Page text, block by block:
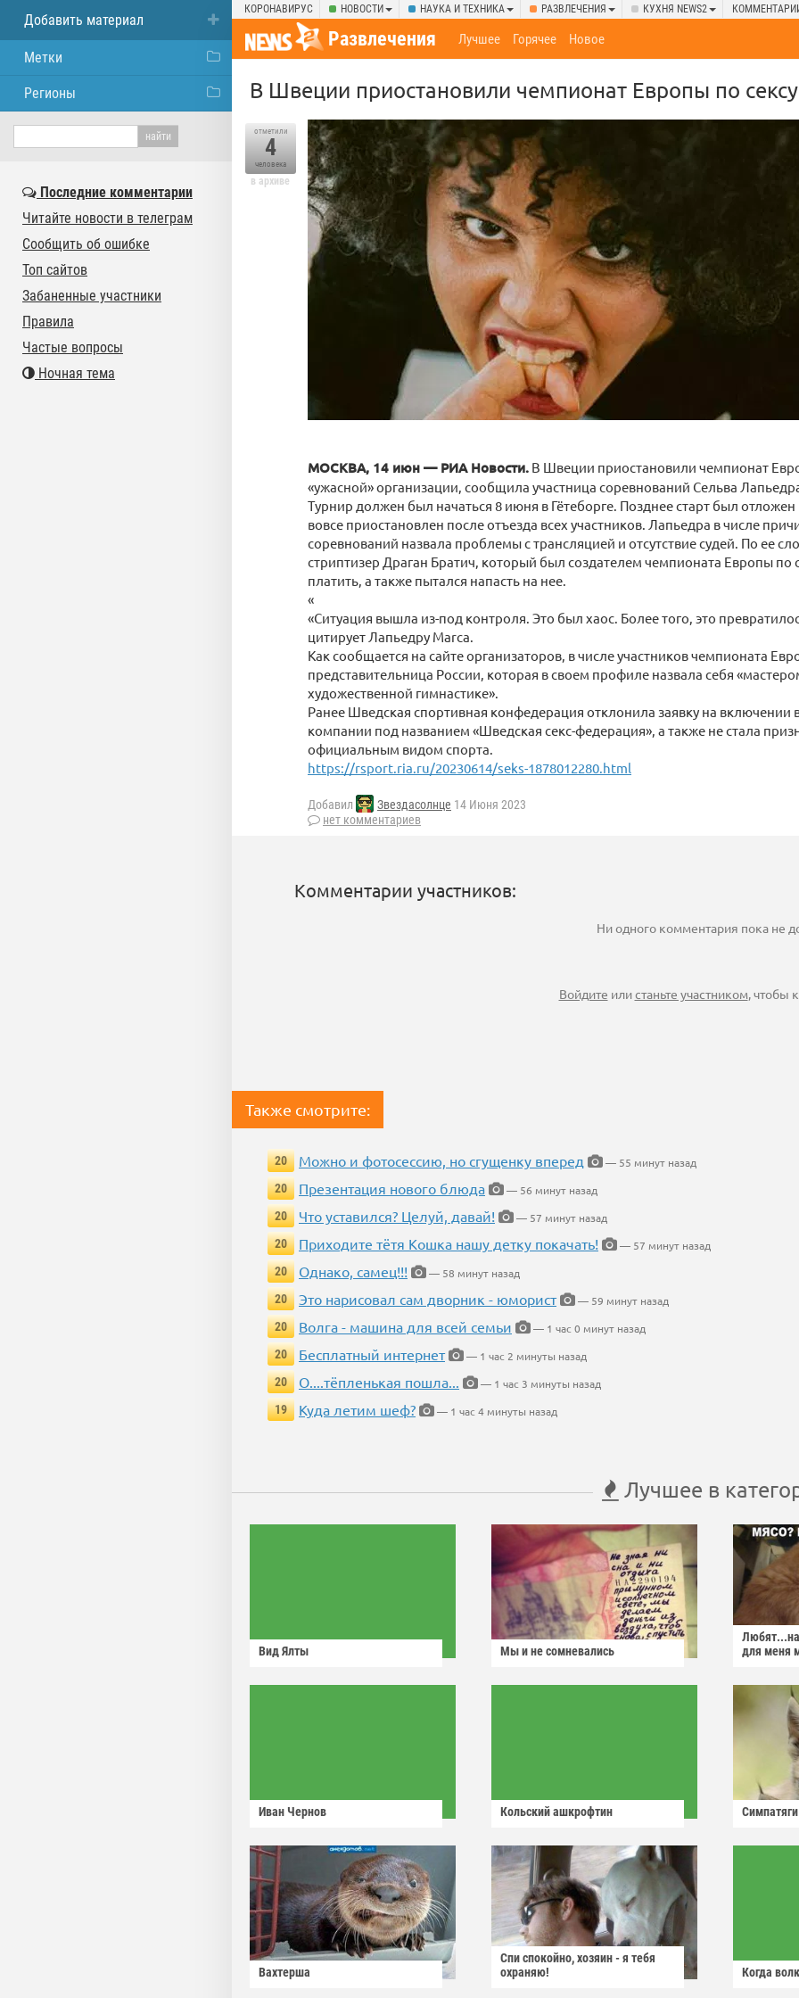
КОРОНАВИРУС НОВОСТИ НАУКА И ТЕХНИКА РАЗВЛЕЧЕНИЯ КУХНЯ NEWS2
Развлечения Лучшее Горячее Новое
В Швеции приостановили чемпионат Европы по сексу
отметили
4
человека
в архиве
МОСКВА, 14 июн — РИА Новости. В Швеции приостановили чемпионат
«ужасной» организации, сообщила участница соревнований Сельва
Турнир должен был начаться 8 июня в Гётеборге. Позднее старт был
вовсе приостановлен после отъезда всех участников. Лапьедра в числе
соревнований назвала проблемы с трансляцией и отсутствие судей. По ее
стриптизер Драган Братич, который был создателем чемпионата Европы по
платить, а также пытался напасть на нее.
«
«Ситуация вышла из-под контроля. Это был хаос. Более того, это
цитирует Лапьедру Marca.
Как сообщается на сайте организаторов, в числе участников чемпионата
представительница России, которая в своем профиле назвала себя
художественной гимнастике».
Ранее Шведская спортивная конфедерация отклонила заявку на включении
компании под названием «Шведская секс-федерация», а также не стала
официальным видом спорта.
https://rsport.ria.ru/20230614/seks-1878012280.html
Добавил Звездасолнце 14 Июня 2023
нет комментариев
Комментарии участников:
Ни одного комментария пока не
Войдите илистаньте участником, чтобы
Также смотрите:
20 Можно и фотосессию, но сгущенку вперед
— 55 минут назад
20
Презентация нового блюда
— 56 минут назад
20
Что уставился? Целуй, давай!
— 57 минут назад
20
Приходите тётя Кошка нашу детку покачать!
— 57 минут назад
20
Однако, самец!!!
— 58 минут назад
20
Это нарисовал сам дворник - юморист
— 59 минут назад
20
Волга - машина для всей семьи
— 1 час 0 минут назад
20
Бесплатный интернет
— 1 час 2 минуты назад
20
О....тёпленькая пошла...
— 1 час 3 минуты назад
19
Куда летим шеф? — 1 час 4 минуты назад
Лучшее в
Вид Ялты Мы и не сомневались
для меня
Иван Чернов Кольский ашкрофтин Симпатяги
Вахтерша
Спи спокойно, хозяин - я тебя
охраняю!
Когда
Добавить материал
Метки
Регионы
Последние комментарии
Читайте новости в телеграм
Сообщить об ошибке
Топ сайтов
Забаненные участники
Правила
Частые вопросы
Ночная тема